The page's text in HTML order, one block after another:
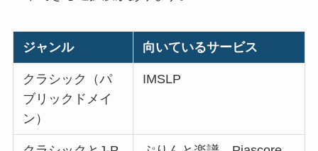
ジャンル 向いているサービス
クラシック（パ
ブリックドメイ
ン）
IMSLP